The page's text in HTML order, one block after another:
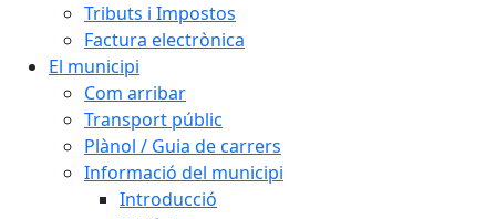
Tributs i Impostos
Factura electrònica
El municipi
Com arribar
Transport públic
Plànol / Guia de carrers
Informació del municipi
Introducció